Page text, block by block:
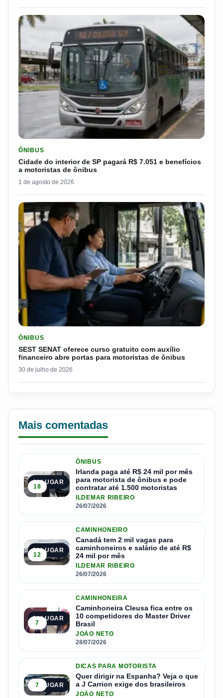
ÔNIBUS
Cidade do interior de SP pagará R$ 7.051 e benefícios
a motoristas de ônibus
1 de agosto de 2026
ÔNIBUS
SEST SENAT oferece curso gratuito com auxílio
financeiro abre portas para motoristas de ônibus
30 de julho de 2026
Mais comentadas
1º LUGAR
18
ÔNIBUS
Irlanda paga até R$ 24 mil por mês
para motorista de ônibus e pode
contratar até 1.500 motoristas
ILDEMAR RIBEIRO
26/07/2026
2º LUGAR
12
CAMINHONEIRO
Canadá tem 2 mil vagas para
caminhoneiros e salário de até R$
24 mil por mês
ILDEMAR RIBEIRO
26/07/2026
3º LUGAR
7
CAMINHONEIRA
Caminhoneira Cleusa fica entre os
10 competidores do Master Driver
Brasil
JOÃO NETO
28/07/2026
4º LUGAR
7
DICAS PARA MOTORISTA
Quer dirigir na Espanha? Veja o que
a J Carrion exige dos brasileiros
JOÃO NETO